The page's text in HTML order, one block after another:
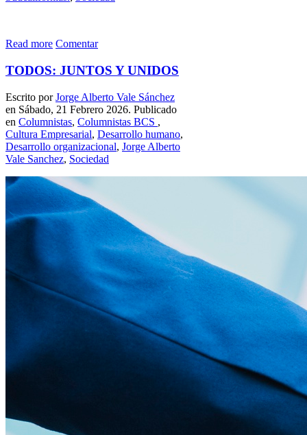
Read more Comentar
TODOS: JUNTOS Y UNIDOS
Escrito porJorge Alberto Vale Sánchez
en Sábado, 21 Febrero 2026. Publicado
en Columnistas, Columnistas BCS ,
Cultura Empresarial, Desarrollo humano,
Desarrollo organizacional, Jorge Alberto
Vale Sanchez, Sociedad